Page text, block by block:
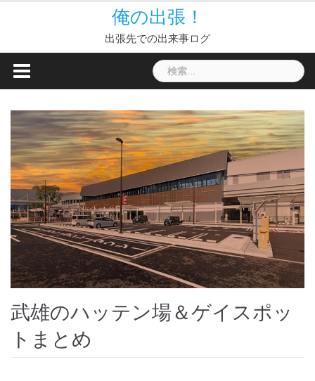
t
俺の出張！
出張先での出来事ログ
検
索:
武雄のハッテン場＆ゲイスポッ
トまとめ